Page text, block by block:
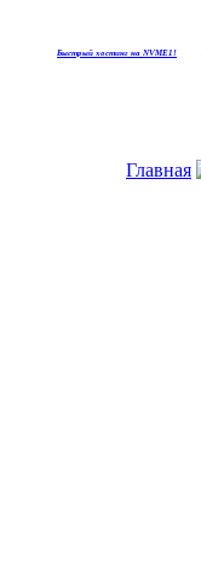
Быстрый хостинг на NVME1!
Главная